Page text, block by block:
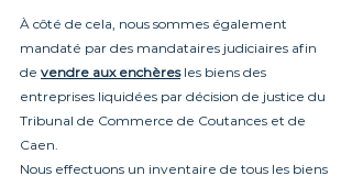
À côté de cela, nous sommes également
mandaté par des mandataires judiciaires afin
de vendre aux enchères les biens des
entreprises liquidées par décision de justice du
Tribunal de Commerce de Coutances et de
Caen.
Nous effectuons un inventaire de tous les biens